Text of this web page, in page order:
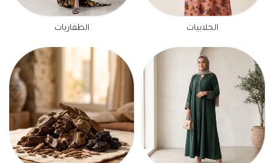
الجلابيات الظفاريات